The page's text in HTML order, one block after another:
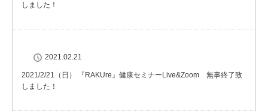
しました！
2021.02.21
2021/2/21（日） 『RAKUre』健康セミナーLive&Zoom 無事終了致
しました！